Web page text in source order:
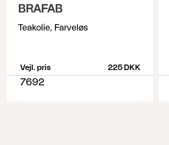
BRAFAB
Teakolie, Farveløs
Vejl. pris 225 DKK
7692